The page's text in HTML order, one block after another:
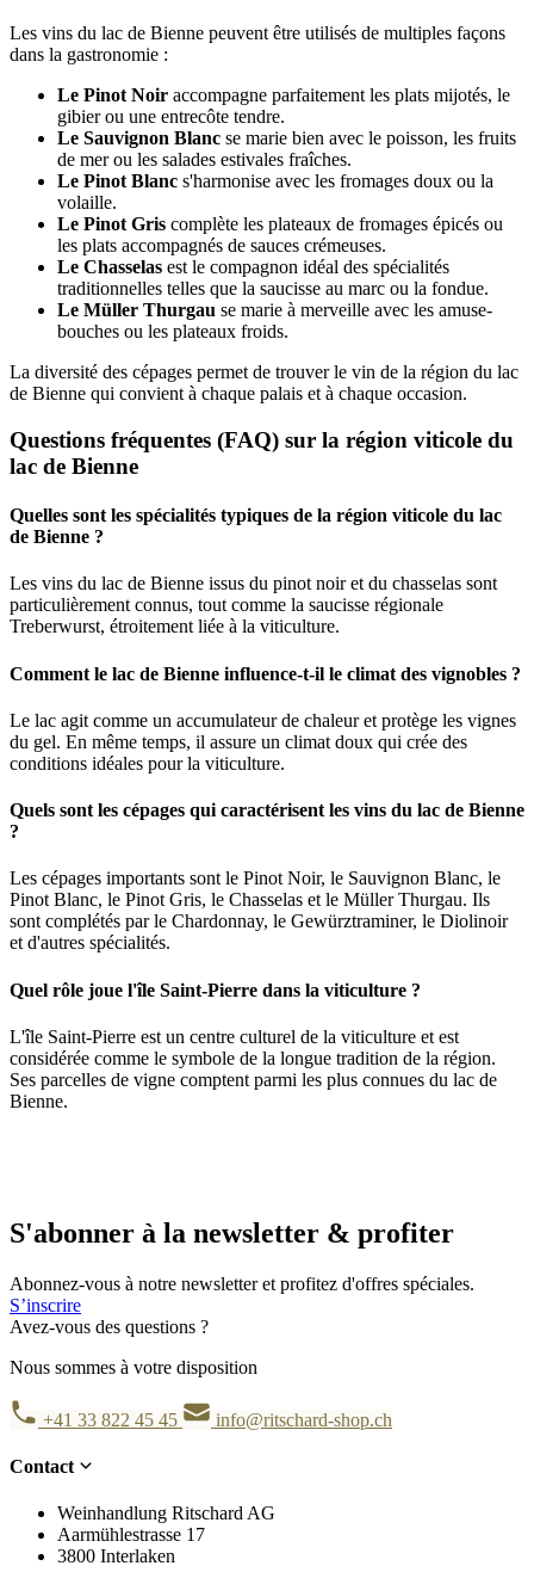
Les vins du lac de Bienne peuvent être utilisés de multiples façons
dans la gastronomie :
Le Pinot Noir accompagne parfaitement les plats mijotés, le
gibier ou une entrecôte tendre.
Le Sauvignon Blanc se marie bien avec le poisson, les fruits
de mer ou les salades estivales fraîches.
Le Pinot Blanc s'harmonise avec les fromages doux ou la
volaille.
Le Pinot Gris complète les plateaux de fromages épicés ou
les plats accompagnés de sauces crémeuses.
Le Chasselas est le compagnon idéal des spécialités
traditionnelles telles que la saucisse au marc ou la fondue.
Le Müller Thurgau se marie à merveille avec les amuse-
bouches ou les plateaux froids.
La diversité des cépages permet de trouver le vin de la région du lac
de Bienne qui convient à chaque palais et à chaque occasion.
Questions fréquentes (FAQ) sur la région viticole du
lac de Bienne
Quelles sont les spécialités typiques de la région viticole du lac
de Bienne ?
Les vins du lac de Bienne issus du pinot noir et du chasselas sont
particulièrement connus, tout comme la saucisse régionale
Treberwurst, étroitement liée à la viticulture.
Comment le lac de Bienne influence-t-il le climat des vignobles ?
Le lac agit comme un accumulateur de chaleur et protège les vignes
du gel. En même temps, il assure un climat doux qui crée des
conditions idéales pour la viticulture.
Quels sont les cépages qui caractérisent les vins du lac de Bienne
?
Les cépages importants sont le Pinot Noir, le Sauvignon Blanc, le
Pinot Blanc, le Pinot Gris, le Chasselas et le Müller Thurgau. Ils
sont complétés par le Chardonnay, le Gewürztraminer, le Diolinoir
et d'autres spécialités.
Quel rôle joue l'île Saint-Pierre dans la viticulture ?
L'île Saint-Pierre est un centre culturel de la viticulture et est
considérée comme le symbole de la longue tradition de la région.
Ses parcelles de vigne comptent parmi les plus connues du lac de
Bienne.
S'abonner à la newsletter & profiter
Abonnez-vous à notre newsletter et profitez d'offres spéciales.
S’inscrire
Avez-vous des questions ?
Nous sommes à votre disposition
+41 33 822 45 45 info@ritschard-shop.ch
Contact
Weinhandlung Ritschard AG
Aarmühlestrasse 17
3800 Interlaken